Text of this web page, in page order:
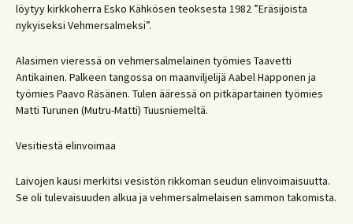
löytyy kirkkoherra Esko Kähkösen teoksesta 1982 ”Eräsijoista
nykyiseksi Vehmersalmeksi”.
Alasimen vieressä on vehmersalmelainen työmies Taavetti
Antikainen. Palkeen tangossa on maanviljelijä Aabel Happonen ja
työmies Paavo Räsänen. Tulen ääressä on pitkäpartainen työmies
Matti Turunen (Mutru-Matti) Tuusniemeltä.
Vesitiestä elinvoimaa
Laivojen kausi merkitsi vesistön rikkoman seudun elinvoimaisuutta.
Se oli tulevaisuuden alkua ja vehmersalmelaisen sammon takomista.